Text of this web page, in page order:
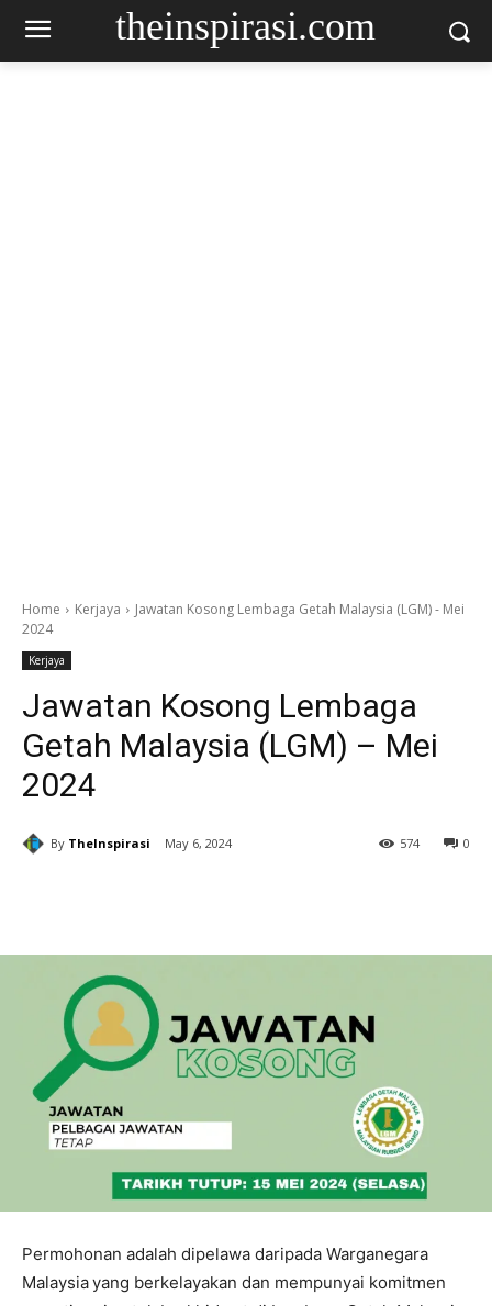
theinspirasi.com
Home Kerjaya
Jawatan Kosong Lembaga Getah Malaysia (LGM) - Mei
2024
Kerjaya
Jawatan Kosong Lembaga
Getah Malaysia (LGM) – Mei
2024
By TheInspirasi May 6, 2024 0
574
Permohonan adalah dipelawa daripada Warganegara
Malaysiayang berkelayakan dan mempunyai komitmen